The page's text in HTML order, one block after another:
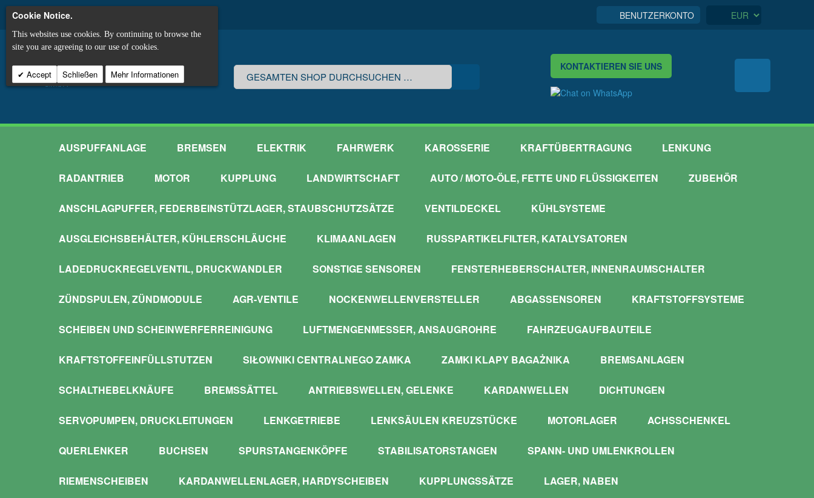
BENUTZERKONTO
KONTAKTIEREN SIE UNS
AUSPUFFANLAGE BREMSEN ELEKTRIK FAHRWERK KAROSSERIE KRAFTÜBERTRAGUNG LENKUNG
RADANTRIEB MOTOR KUPPLUNG LANDWIRTSCHAFT AUTO / MOTO-ÖLE, FETTE UND FLÜSSIGKEITEN ZUBEHÖR
ANSCHLAGPUFFER, FEDERBEINSTÜTZLAGER, STAUBSCHUTZSÄTZE VENTILDECKEL KÜHLSYSTEME
AUSGLEICHSBEHÄLTER, KÜHLERSCHLÄUCHE KLIMAANLAGEN RUSSPARTIKELFILTER, KATALYSATOREN
LADEDRUCKREGELVENTIL, DRUCKWANDLER SONSTIGE SENSOREN FENSTERHEBERSCHALTER, INNENRAUMSCHALTER
ZÜNDSPULEN, ZÜNDMODULE AGR-VENTILE NOCKENWELLENVERSTELLER ABGASSENSOREN KRAFTSTOFFSYSTEME
SCHEIBEN UND SCHEINWERFERREINIGUNG LUFTMENGENMESSER, ANSAUGROHRE FAHRZEUGAUFBAUTEILE
KRAFTSTOFFEINFÜLLSTUTZEN SIŁOWNIKI CENTRALNEGO ZAMKA ZAMKI KLAPY BAGAŻNIKA BREMSANLAGEN
SCHALTHEBELKNÄUFE BREMSSÄTTEL ANTRIEBSWELLEN, GELENKE KARDANWELLEN DICHTUNGEN
SERVOPUMPEN, DRUCKLEITUNGEN LENKGETRIEBE LENKSÄULEN KREUZSTÜCKE MOTORLAGER ACHSSCHENKEL
QUERLENKER BUCHSEN SPURSTANGENKÖPFE STABILISATORSTANGEN SPANN- UND UMLENKROLLEN
RIEMENSCHEIBEN KARDANWELLENLAGER, HARDYSCHEIBEN KUPPLUNGSSÄTZE LAGER, NABEN
Cookie Notice.
This websites use cookies. By continuing to browse the
site you are agreeing to our use of cookies.
Accept Schließen Mehr Informationen